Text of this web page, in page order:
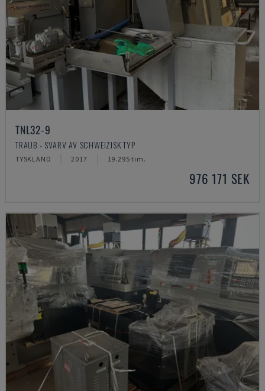
TNL32-9
TRAUB - SVARV AV SCHWEIZISK TYP
TYSKLAND 2017 19.295 tim.
976 171 SEK